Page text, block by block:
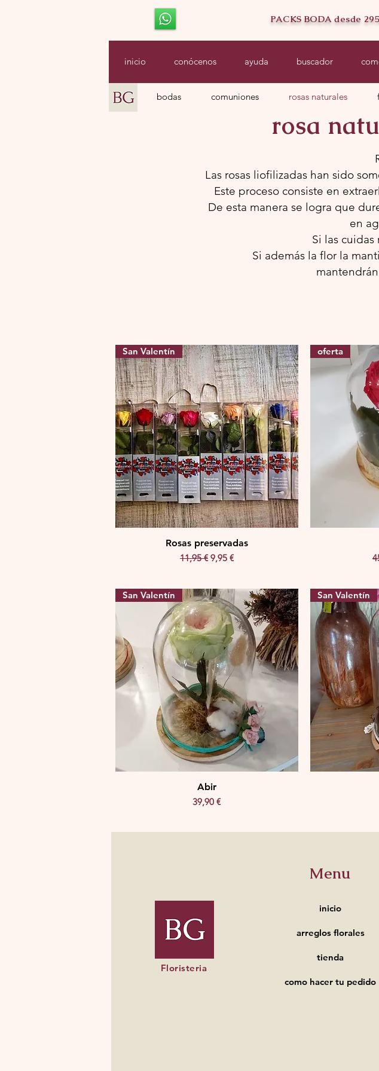
inicio conócenos ayuda buscador
PACKS BODA desde
bodas comuniones rosas naturales
rosa
Las rosas liofilizadas han sido
Este proceso consiste en
De esta manera se logra que
en
Si las
Si además la flor la
San Valentín
Rosas preservadas
Precio
11,95 € Precio de oferta
9,95 €
oferta
San Valentín
Abir
Precio
39,90 €
San Valentín
Floristeria
Menu
inicio
arreglos florales
tienda
como hacer tu pedido